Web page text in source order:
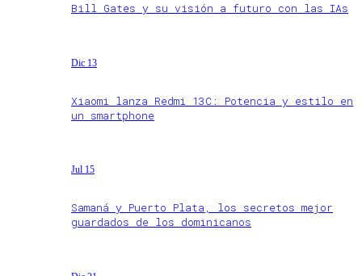
Bill Gates y su visión a futuro con las IAs
Dic 13
Xiaomi lanza Redmi 13C: Potencia y estilo en
un smartphone
Jul 15
Samaná y Puerto Plata, los secretos mejor
guardados de los dominicanos